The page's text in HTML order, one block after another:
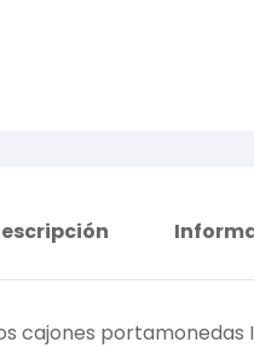
cajones portamonedas